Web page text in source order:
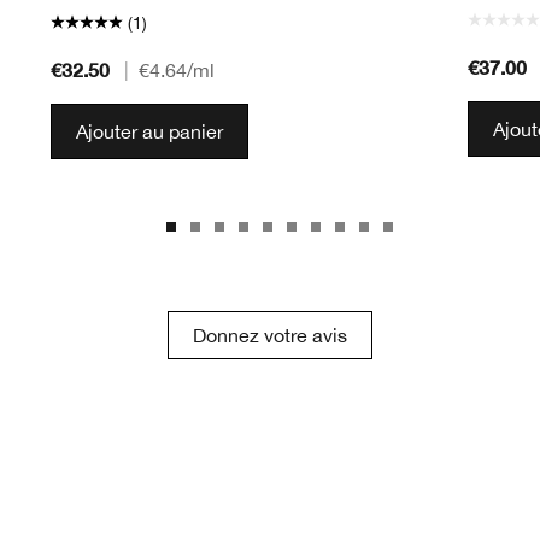
(1)
€32.50 €4.64/ml
Ajouter au panier
€37.00
Donnez votre avis